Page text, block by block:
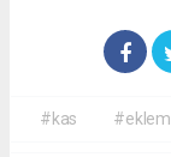
#kas #eklem